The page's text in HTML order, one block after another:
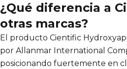
¿Qué diferencia a
otras marcas?
El producto Cientific
por Allanmar International
posicionando fuertemente en